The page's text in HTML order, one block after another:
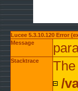
Lucee 5.3.10.120 Error
Message
Stacktrace
/